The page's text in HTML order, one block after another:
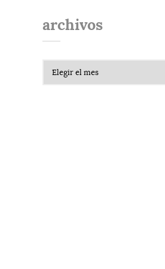
archivos